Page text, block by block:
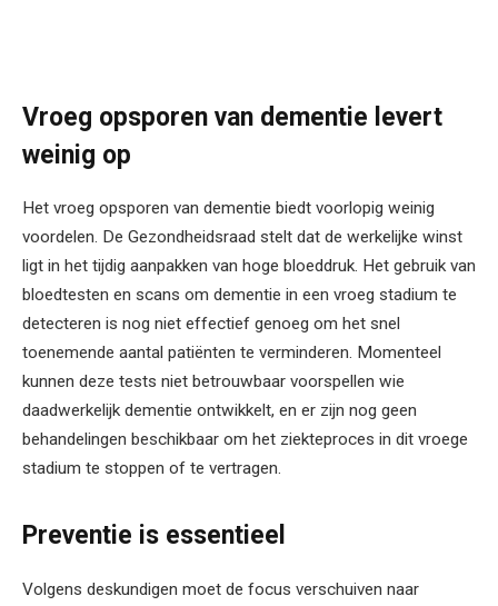
Vroeg opsporen van dementie levert
weinig op
Het vroeg opsporen van dementie biedt voorlopig weinig
voordelen. De Gezondheidsraad stelt dat de werkelijke winst
ligt in het tijdig aanpakken van hoge bloeddruk. Het gebruik van
bloedtesten en scans om dementie in een vroeg stadium te
detecteren is nog niet effectief genoeg om het snel
toenemende aantal patiënten te verminderen. Momenteel
kunnen deze tests niet betrouwbaar voorspellen wie
daadwerkelijk dementie ontwikkelt, en er zijn nog geen
behandelingen beschikbaar om het ziekteproces in dit vroege
stadium te stoppen of te vertragen.
Preventie is essentieel
Volgens deskundigen moet de focus verschuiven naar